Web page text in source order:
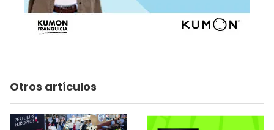
Otros artículos